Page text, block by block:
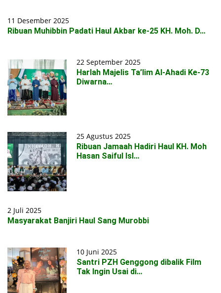
11 Desember 2025
Ribuan Muhibbin Padati Haul Akbar ke-25 KH. Moh. D…
22 September 2025
Harlah Majelis Ta’lim Al-Ahadi Ke-73
Diwarna…
25 Agustus 2025
Ribuan Jamaah Hadiri Haul KH. Moh
Hasan Saiful Isl…
2 Juli 2025
Masyarakat Banjiri Haul Sang Murobbi
10 Juni 2025
Santri PZH Genggong dibalik Film
Tak Ingin Usai di…